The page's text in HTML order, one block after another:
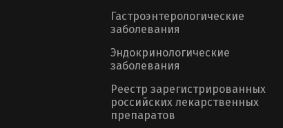
Гастроэнтерологические
заболевания
Эндокринологические
заболевания
Реестр зарегистрированных
российских лекарственных
препаратов